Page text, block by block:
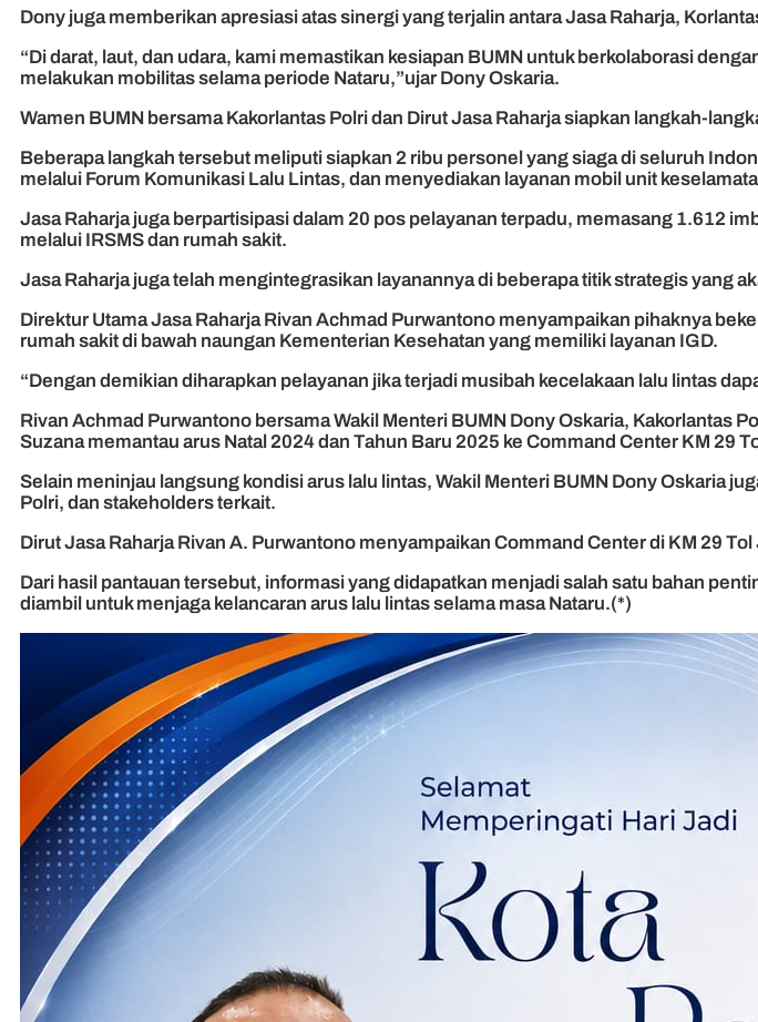
Dony juga memberikan apresiasi atas sinergi yang terjalin antara Jasa Raharja,
“Di darat, laut, dan udara, kami memastikan kesiapan BUMN untuk berkolaborasi
melakukan mobilitas selama periode Nataru,”ujar Dony Oskaria.
Wamen BUMN bersama Kakorlantas Polri dan Dirut Jasa Raharja siapkan langkah-
Beberapa langkah tersebut meliputi siapkan 2 ribu personel yang siaga di seluruh
melalui Forum Komunikasi Lalu Lintas, dan menyediakan layanan mobil unit
Jasa Raharja juga berpartisipasi dalam 20 pos pelayanan terpadu, memasang 1.612
melalui IRSMS dan rumah sakit.
Jasa Raharja juga telah mengintegrasikan layanannya di beberapa titik strategis yang
Direktur Utama Jasa Raharja Rivan Achmad Purwantono menyampaikan pihaknya
rumah sakit di bawah naungan Kementerian Kesehatan yang memiliki layanan IGD.
“Dengan demikian diharapkan pelayanan jika terjadi musibah kecelakaan lalu lintas
Rivan Achmad Purwantono bersama Wakil Menteri BUMN Dony Oskaria, Kakorlantas
Suzana memantau arus Natal 2024 dan Tahun Baru 2025 ke Command Center KM 29
Selain meninjau langsung kondisi arus lalu lintas, Wakil Menteri BUMN Dony Oskaria
Polri, dan stakeholders terkait.
Dirut Jasa Raharja Rivan A. Purwantono menyampaikan Command Center di KM 29
Dari hasil pantauan tersebut, informasi yang didapatkan menjadi salah satu bahan
diambil untuk menjaga kelancaran arus lalu lintas selama masa Nataru.(*)